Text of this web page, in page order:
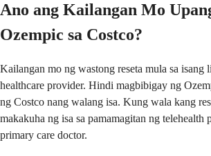
Ano ang Kailangan Mo
Ozempic sa Costco?
Kailangan mo ng wastong reseta mula sa isang
healthcare provider. Hindi magbibigay ng
ng Costco nang walang isa. Kung wala kang
makakuha ng isa sa pamamagitan ng
primary care doctor.